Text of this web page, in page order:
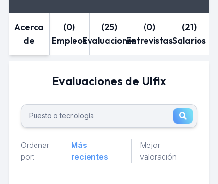
Acerca
de
(0)
Empleos
(25)
Evaluaciones
(0)
Entrevistas
(21)
Salarios
Evaluaciones de Ulfix
Ordenar
por:
Más
recientes
Mejor
valoración